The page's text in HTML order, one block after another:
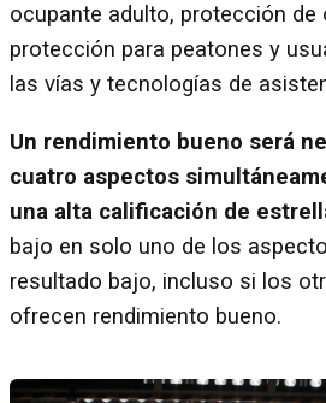
ocupante adulto, protección de
protección para peatones y
las vías y tecnologías de
Un rendimiento bueno será
cuatro aspectos
una alta calificación de
bajo en solo uno de los
resultado bajo, incluso si los
ofrecen rendimiento bueno.